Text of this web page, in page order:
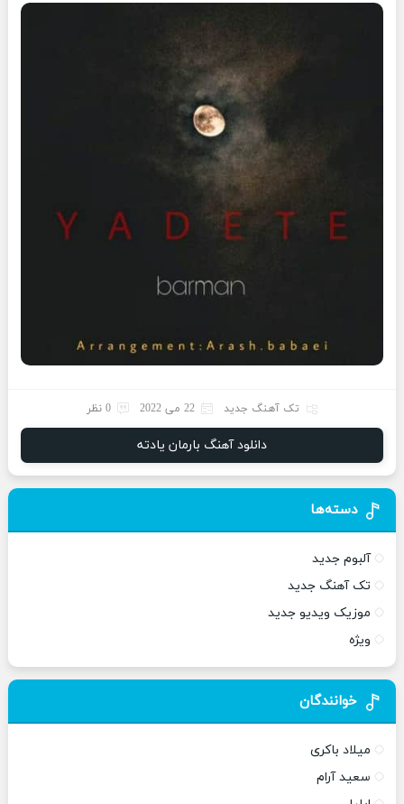
تک آهنگ جدید 22 می 2022 0 نظر
دانلود آهنگ بارمان یادته
دسته‌ها
آلبوم جدید
تک آهنگ جدید
موزیک ویدیو جدید
ویژه
خوانندگان
میلاد باکری
سعید آرام